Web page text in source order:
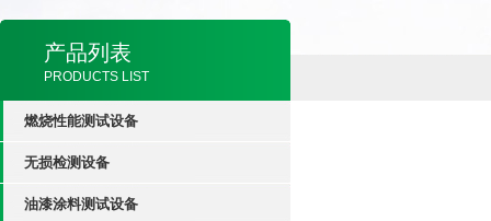
产品列表
PRODUCTS LIST
燃烧性能测试设备
无损检测设备
油漆涂料测试设备